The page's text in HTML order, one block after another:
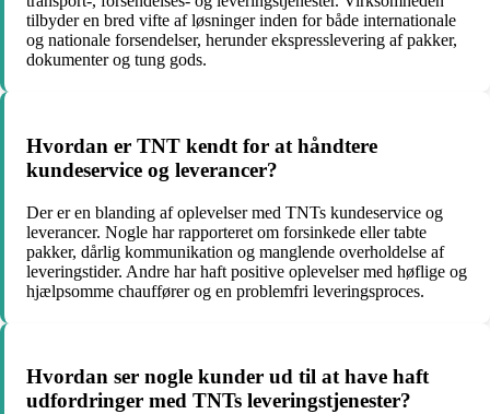
tilbyder en bred vifte af løsninger inden for både internationale
og nationale forsendelser, herunder ekspresslevering af pakker,
dokumenter og tung gods.
Hvordan er TNT kendt for at håndtere
kundeservice og leverancer?
Der er en blanding af oplevelser med TNTs kundeservice og
leverancer. Nogle har rapporteret om forsinkede eller tabte
pakker, dårlig kommunikation og manglende overholdelse af
leveringstider. Andre har haft positive oplevelser med høflige og
hjælpsomme chauffører og en problemfri leveringsproces.
Hvordan ser nogle kunder ud til at have haft
udfordringer med TNTs leveringstjenester?